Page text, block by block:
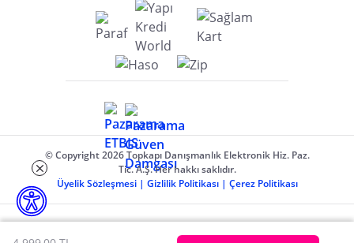
© Copyright 2026 Topkapı Danışmanlık Elektronik Hiz. Paz.
Tic. A.Ş. Her hakkı saklıdır.
Üyelik Sözleşmesi | Gizlilik Politikası | Çerez Politikası